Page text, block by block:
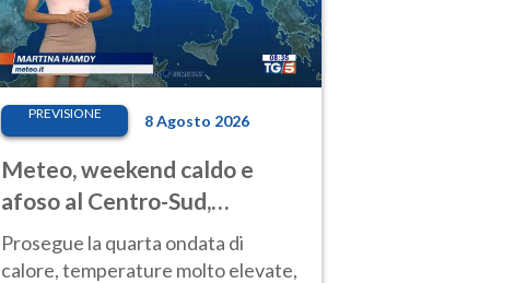
PREVISIONE 8 Agosto 2026
Meteo, weekend caldo e
afoso al Centro-Sud,
temporali sui rilievi
Prosegue la quarta ondata di
calore, temperature molto elevate,